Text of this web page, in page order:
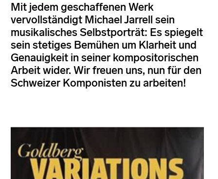
Mit jedem geschaffenen Werk
vervollständigt Michael Jarrell sein
musikalisches Selbstporträt: Es spiegelt
sein stetiges Bemühen um Klarheit und
Genauigkeit in seiner kompositorischen
Arbeit wider. Wir freuen uns, nun für den
Schweizer Komponisten zu arbeiten!